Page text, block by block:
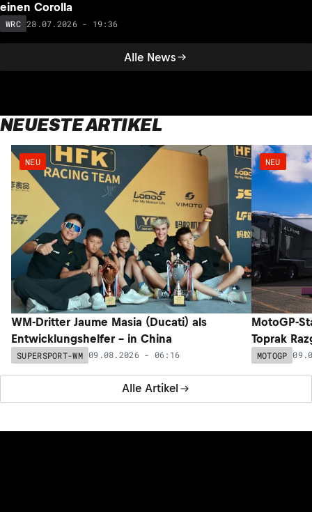
Alle News
einen Corolla
WRC 28.07.2026 - 19:36
NEUESTE ARTIKEL
Alle Artikel
NEU
WM-Dritter Jaume Masia (Ducati) als
Entwicklungshelfer – in China
SUPERSPORT-WM 09.08.2026 - 06:16
NEU
MotoGP-
Toprak
MOTOGP